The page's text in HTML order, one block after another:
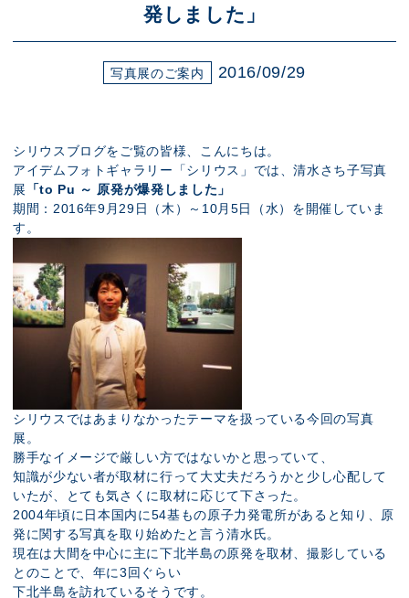
発しました」
写真展のご案内 2016/09/29
シリウスブログをご覧の皆様、こんにちは。
アイデムフォトギャラリー「シリウス」では、清水さち子写真
展
「to Pu ～ 原発が爆発しました 」
期間：2016年9月29日（木）～10月5日（水）を開催していま
す。
シリウスではあまりなかったテーマを扱っている今回の写真
展。
勝手なイメージで厳しい方ではないかと思っていて、
知識が少ない者が取材に行って大丈夫だろうかと少し心配して
いたが、とても気さくに取材に応じて下さった。
2004年頃に日本国内に54基もの原子力発電所があると知り、原
発に関する写真を取り始めたと言う清水氏。
現在は大間を中心に主に下北半島の原発を取材、撮影している
とのことで、年に3回ぐらい
下北半島を訪れているそうです。
ブログ